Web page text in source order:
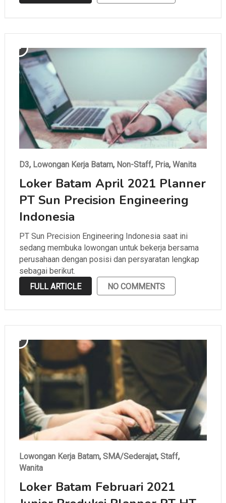
D3, Lowongan Kerja Batam, Non-Staff, Pria, Wanita
Loker Batam April 2021 Planner
PT Sun Precision Engineering
Indonesia
PT Sun Precision Engineering Indonesia saat ini
sedang membuka lowongan untuk bekerja bersama
perusahaan dengan posisi dan persyaratan lengkap
sebagai berikut.
FULL ARTICLE
NO COMMENTS
Lowongan Kerja Batam, SMA/Sederajat, Staff,
Wanita
Loker Batam Februari 2021